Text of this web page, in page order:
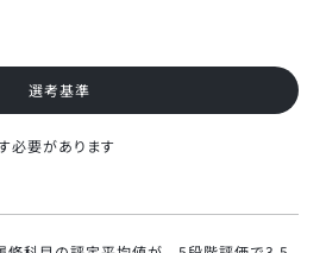
選考基準
必要があります